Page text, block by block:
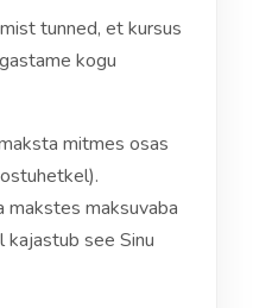
tunned, et kursus
kogu
mitmes osas
makstes maksuvaba
kajastub see Sinu